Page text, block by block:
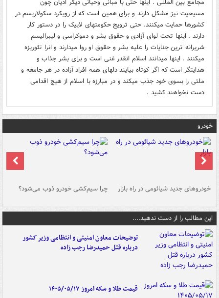
مجامع بین المللی . اینها حتی با مبانی وحیانی دیگر ادیان چون
مسیحیت نیز مشکل دارند و برای همین است که از رویکرد سکولاریسم در
کشورها حمایت میکنند. حتی ترویج حکومتهای لاییک را در دستور کار
دارند . اینها تحت لوای آزادی و حقوق بشر و دموکراسی و لیبرالیسم
شریرانه ترین جنایات را علیه بشر و حقوق او روا میدارند و انرا تئوریزه
میکنند . اینها میدانند اسلام انقدر غنی است و برای بشر جذاب و
هدایتگر است که اگر کوتاه بیایند دلهای همه افراد آزاده در هر جامعه و
ملتی را بسوی خود جذب میکند و در مبارزه با اسلام از هیچ اقدامی
دست نخواهند کشید .
خودرو
خودروهای جدید شیائومی در راه بازار چرا سیم‌کشی خودرو ذوب می‌شود؟
این مطالب را از دست ندهید....
توضیحات معاون امنیتی و انتظامی وزیر کشور
درباره قتل حمیدرضا رجب زاده
قیمت طلا و سکه امروز ۱۴۰۵/۰۵/۱۷